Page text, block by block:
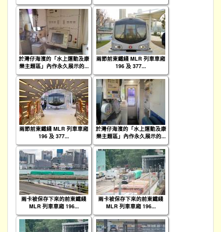
於灣仔海濱的「水上運動及康
樂主題區」內作永久展示的...
兩節前東鐵綫 MLR 列車車廂
196 及 377...
兩節前東鐵綫 MLR 列車車廂
196 及 377...
於灣仔海濱的「水上運動及康
樂主題區」內作永久展示的...
兩卡被保存下來的前東鐵綫
MLR 列車車廂 196...
兩卡被保存下來的前東鐵綫
MLR 列車車廂 196...